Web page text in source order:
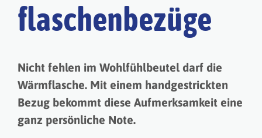
flaschen­bezüge
Nicht fehlen im Wohl­fühl­beutel darf die
Wärm­flasche. Mit einem hand­ge­strick­ten
Bezug bekommt diese Auf­merk­sam­keit eine
ganz persön­liche Note.